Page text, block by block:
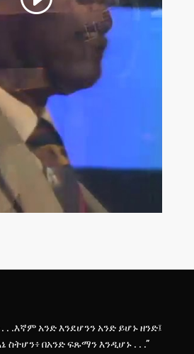
. .እኛም አንድ እንደሆንን አንድ ይሆኑ ዘንድ፤
ስትሆን፥ በአንድ ፍጹማን እንዲሆኑ . . .”